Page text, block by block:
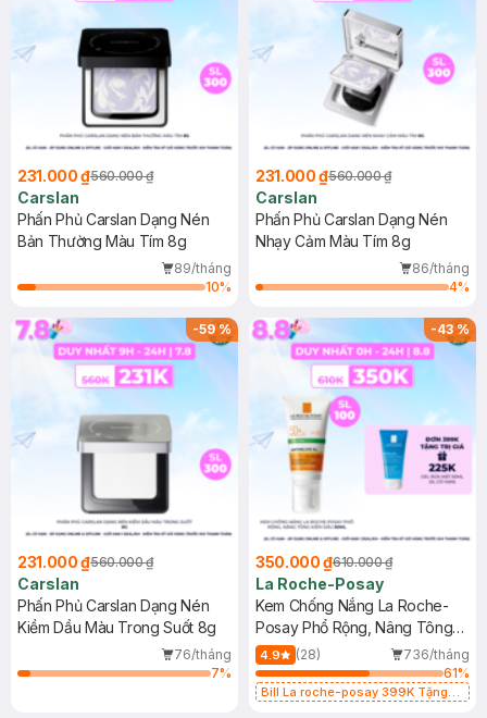
231.000 ₫560.000 ₫
Carslan
Phấn Phủ Carslan Dạng Nén
Bản Thường Màu Tím 8g
89/tháng
10%
231.000 ₫560.000 ₫
Carslan
Phấn Phủ Carslan Dạng Nén
Nhạy Cảm Màu Tím 8g
86/tháng
4%
-59%
231.000 ₫560.000 ₫
Carslan
Phấn Phủ Carslan Dạng Nén
Kiềm Dầu Màu Trong Suốt 8g
76/tháng
7%
-43%
350.000 ₫610.000 ₫
La Roche-Posay
Kem Chống Nắng La Roche-
Posay Phổ Rộng, Nâng Tông
Kiềm Dầu 50ml
4.9 (28)
736/tháng
61%
Bill La roche-posay 399K Tặng